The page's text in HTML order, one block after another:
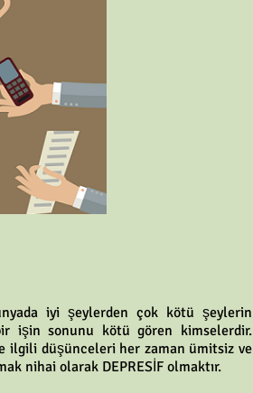
iyi şeylerden çok kötü şeylerin
işin sonunu kötü gören kimselerdir.
ilgili düşünceleri her zaman ümitsiz ve
nihai olarak DEPRESİF olmaktır.